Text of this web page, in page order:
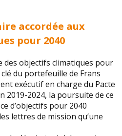
accordée aux
pour 2040
des objectifs climatiques pour
du portefeuille de Frans
exécutif en charge du Pacte
2019-2024, la poursuite de ce
d’objectifs pour 2040
lettres de mission qu’une